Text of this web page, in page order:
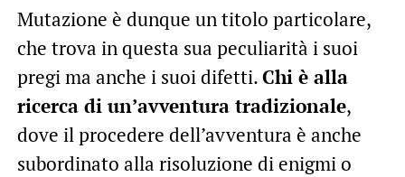
Mutazione è dunque un titolo particolare,
che trova in questa sua peculiarità i suoi
pregi ma anche i suoi difetti.Chi è alla
ricerca di un’avventura tradizionale,
dove il procedere dell’avventura è anche
subordinato alla risoluzione di enigmi o